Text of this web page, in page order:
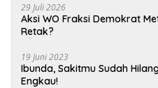
29 Juli 2026
Aksi WO Fraksi Demokrat
Retak?
19 Juni 2023
Ibunda, Sakitmu Sudah
Engkau!